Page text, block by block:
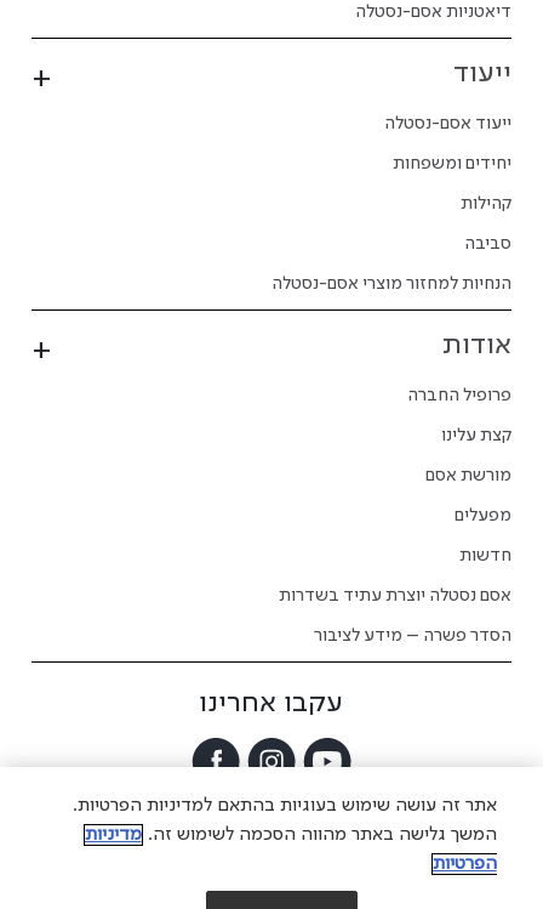
דיאטניות אסם-נסטלה
ייעוד
ייעוד אסם-נסטלה
יחידים ומשפחות
קהילות
סביבה
הנחיות למחזור מוצרי אסם-נסטלה
אודות
פרופיל החברה
קצת עלינו
מורשת אסם
מפעלים
חדשות
אסם נסטלה יוצרת עתיד בשדרות
הסדר פשרה – מידע לציבור
עקבו אחרינו
אתר זה עושה שימוש בעוגיות בהתאם למדיניות הפרטיות.
המשך גלישה באתר מהווה הסכמה לשימוש זה. מדיניות
הפרטיות